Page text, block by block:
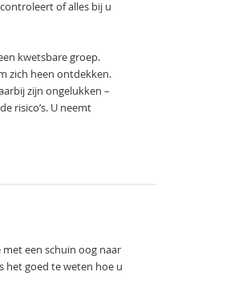
of alles bij u
kwetsbare groep.
zich heen ontdekken.
zijn ongelukken –
risico’s. U neemt
een schuin oog naar
het goed te weten hoe u